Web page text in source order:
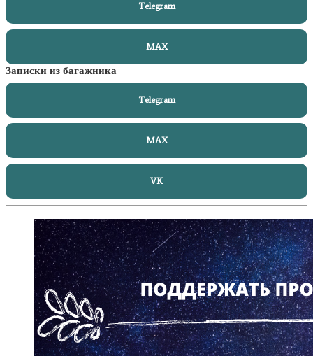
Telegram
MAX
Записки из багажника
Telegram
MAX
VK